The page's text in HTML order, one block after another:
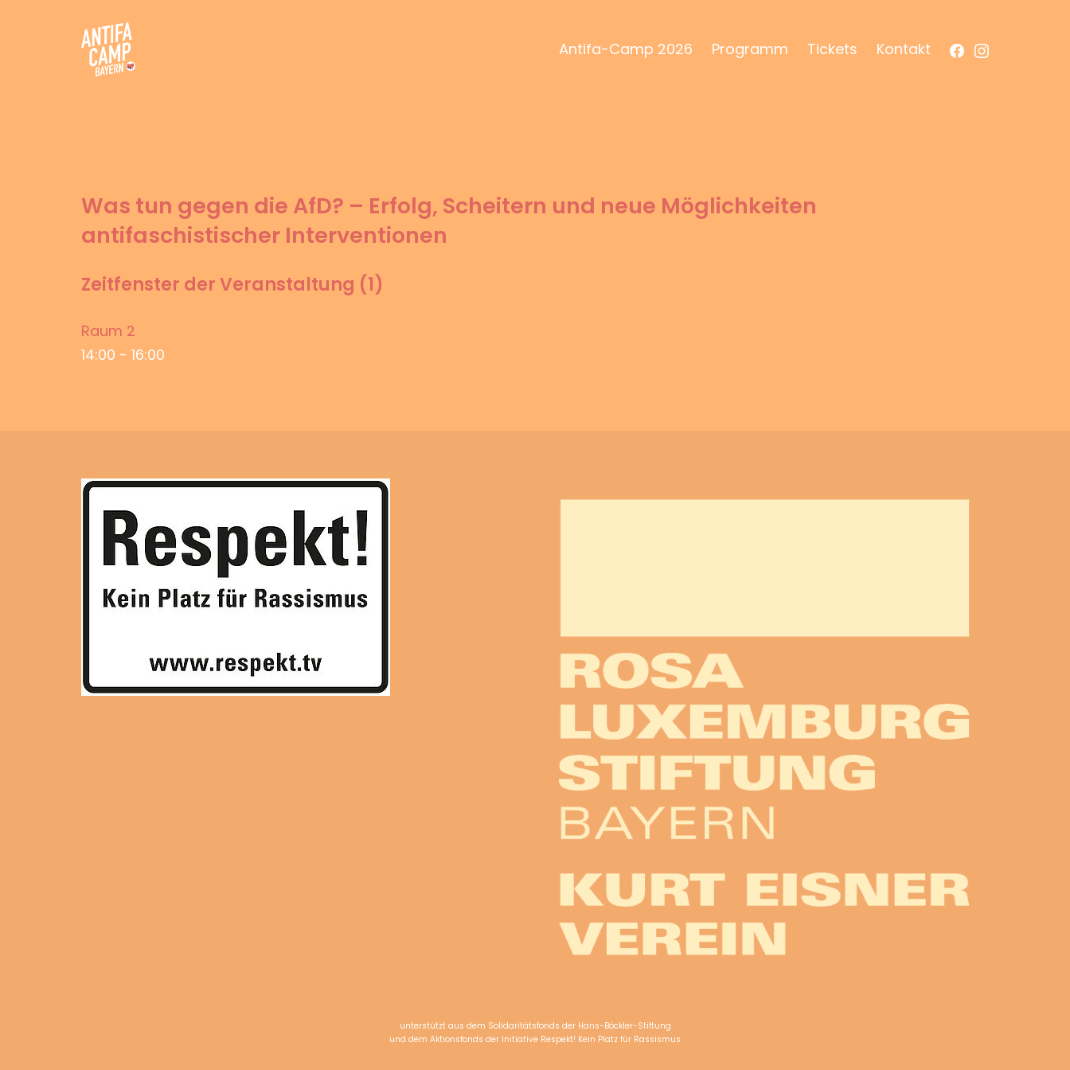
Antifa-Camp 2026 Programm Tickets Kontakt Facebook
Instagram
Was tun gegen die AfD? – Erfolg, Scheitern und neue Möglichkeiten
antifaschistischer Interventionen
Zeitfenster der Veranstaltung (1)
Raum 2
14:00 - 16:00
unterstützt aus dem Solidaritätsfonds der Hans-Böckler-Stiftung
und dem Aktionsfonds der Initiative Respekt! Kein Platz für Rassismus